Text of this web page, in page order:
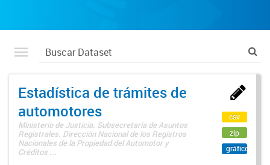
Estadística de trámites de
automotores
Ministerio de Justicia. Subsecretaría de Asuntos
Registrales. Dirección Nacional de los Registros
Nacionales de la Propiedad del Automotor y
Créditos ...
csv
zip
gráfico